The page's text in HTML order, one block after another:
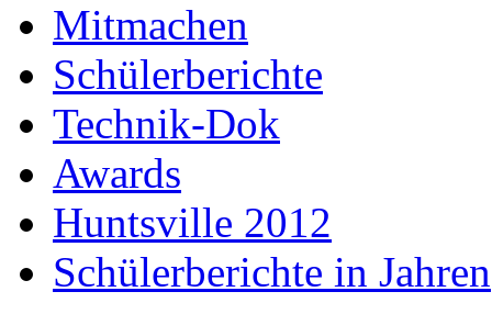
Mitmachen
Schülerberichte
Technik-Dok
Awards
Huntsville 2012
Schülerberichte in Jahren